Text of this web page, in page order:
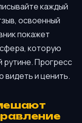
каждый
освоенный
покажет
которую
рутине. Прогресс
видеть и ценить.